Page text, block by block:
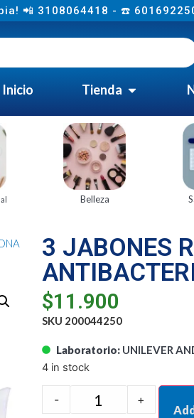
📲 3108064418 - ☎️
Inicio Tienda
Belleza
3 JABONES
$11.900
SKU 200044250
Laboratorio: UNILEVER
4 in stock
- +